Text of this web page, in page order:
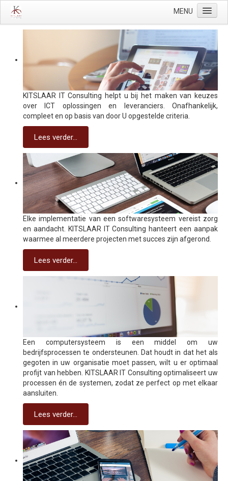
MENU
Contact
KITSLAAR IT Consulting helpt u bij het maken van keuzes
over ICT oplossingen en leveranciers. Onafhankelijk,
compleet en op basis van door U opgestelde criteria.
Lees verder...
Elke implementatie van een softwaresysteem vereist zorg
en aandacht. KITSLAAR IT Consulting hanteert een aanpak
waarmee al meerdere projecten met succes zijn afgerond.
Lees verder...
Een computersysteem is een middel om uw
bedrijfsprocessen te ondersteunen. Dat houdt in dat het als
gegoten in uw organisatie moet passen, wilt u er optimaal
profijt van hebben. KITSLAAR IT Consulting optimaliseert uw
processen én de systemen, zodat ze perfect op met elkaar
aansluiten.
Lees verder...